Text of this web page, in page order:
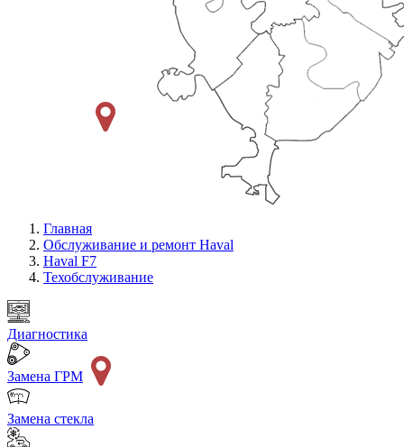
Главная
Обслуживание и ремонт Haval
Haval F7
Техобслуживание
Диагностика
Замена ГРМ
Замена стекла